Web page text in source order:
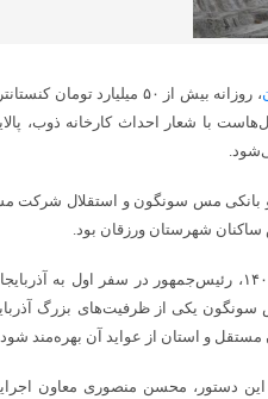
، روزانه بیش از ۵۰
با شعار احداث کارخانه ذوب،
و بانکی مس سونگون و استقلال شرکت
شهرستان ورزقان بود.
دوازدهم خرداد ماه سال ۱۴۰۱، رئیس‌جمهور در
سونگون یکی از ظرفیت‌های بزرگ
مستقل و استان از عواید آن بهره‌مند
دستور، محسن منصوری معاون